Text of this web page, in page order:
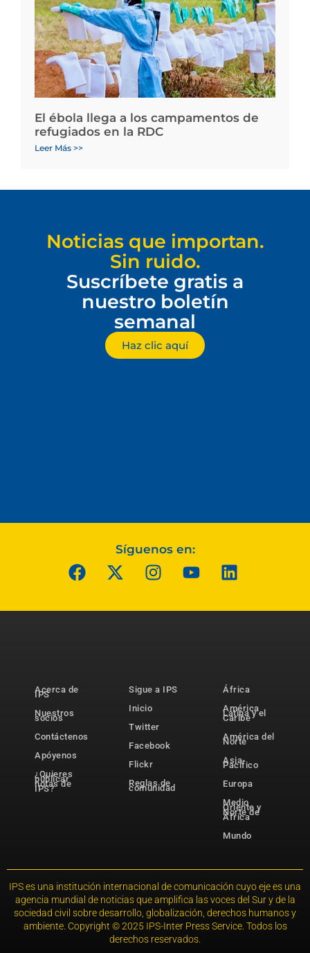
El ébola llega a los campamentos de
refugiados en la RDC
Leer Más >>
Noticias que importan.
Sin ruido.
Suscríbete gratis a
nuestro boletín
semanal
Haz clic aquí
Síguenos en:
Acerca de
IPS
Nuestros
socios
Contáctenos
Apóyenos
¿Quieres
publicar
notas de
IPS?
Sigue a IPS
Inicio
Twitter
Facebook
Flickr
Reglas de
comunidad
África
América
Latina y el
Caribe
América del
Norte
Asia-
Pacífico
Europa
Medio
Oriente y
Norte de
África
Mundo
IPS es una institución internacional de comunicación cuyo eje es una
agencia mundial de noticias que amplifica las voces del Sur y de la
sociedad civil sobre desarrollo, globalización, derechos humanos y
ambiente. Copyright © 2025 IPS-Inter Press Service. Todos los
derechos reservados.